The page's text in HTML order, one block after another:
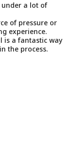
a lot of
of pressure or
experience.
is a fantastic way
the process.